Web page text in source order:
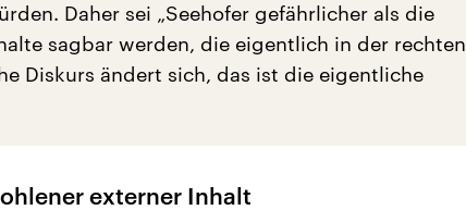
Daher sei „Seehofer gefährlicher als die
sagbar werden, die eigentlich in der rechten
Diskurs ändert sich, das ist die eigentliche
externer Inhalt